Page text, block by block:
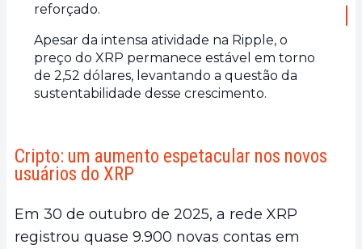
reforçado.
Apesar da intensa atividade na Ripple, o
preço do XRP permanece estável em torno
de 2,52 dólares, levantando a questão da
sustentabilidade desse crescimento.
Cripto: um aumento espetacular nos novos
usuários do XRP
Em 30 de outubro de 2025, a rede XRP
registrou quase 9.900 novas contas em